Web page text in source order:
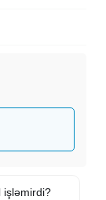
işləmirdi?